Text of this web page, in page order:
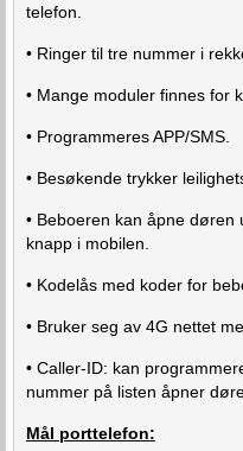
telefon.
• Ringer til tre nummer i
• Mange moduler finnes for
• Programmeres APP/SMS.
• Besøkende trykker
• Beboeren kan åpne
knapp i mobilen.
• Kodelås med koder for
• Bruker seg av 4G nettet
• Caller-ID: kan
nummer på listen åpner
Mål porttelefon: